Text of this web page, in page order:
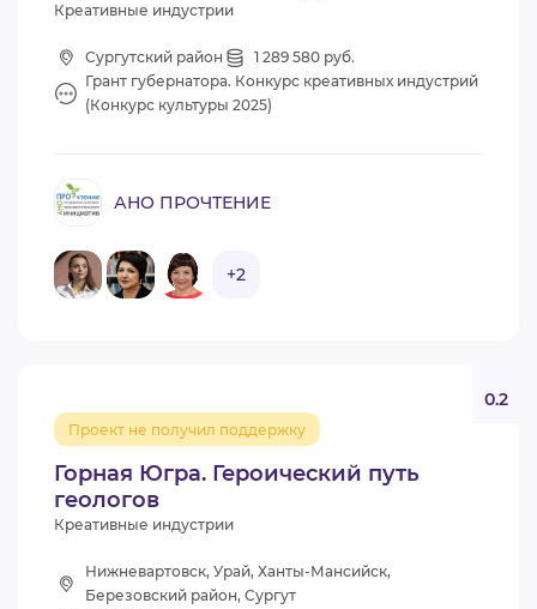
Креативные индустрии
Сургутский район
1 289 580 руб.
Грант губернатора. Конкурс креативных индустрий
(Конкурс культуры 2025)
АНО ПРОЧТЕНИЕ
+2
Горная Югра. Героический путь
геологов
Проект не получил поддержку
0.2
Креативные индустрии
Нижневартовск, Урай, Ханты-Мансийск,
Березовский район, Сургут